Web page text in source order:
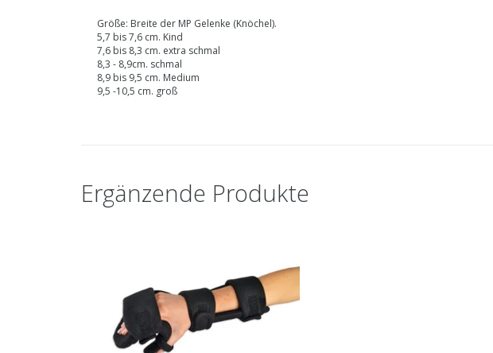
Größe: Breite der MP Gelenke (Knöchel).
5,7 bis 7,6 cm. Kind
7,6 bis 8,3 cm. extra schmal
8,3 - 8,9cm. schmal
8,9 bis 9,5 cm. Medium
9,5 -10,5 cm. groß
Ergänzende Produkte